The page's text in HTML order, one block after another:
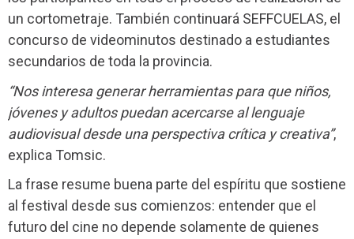
un cortometraje. También continuará SEFFCUELAS, el
concurso de videominutos destinado a estudiantes
secundarios de toda la provincia.
“Nos interesa generar herramientas para que niños,
jóvenes y adultos puedan acercarse al lenguaje
audiovisual desde una perspectiva crítica y creativa”,
explica Tomsic.
La frase resume buena parte del espíritu que sostiene
al festival desde sus comienzos: entender que el
futuro del cine no depende solamente de quienes